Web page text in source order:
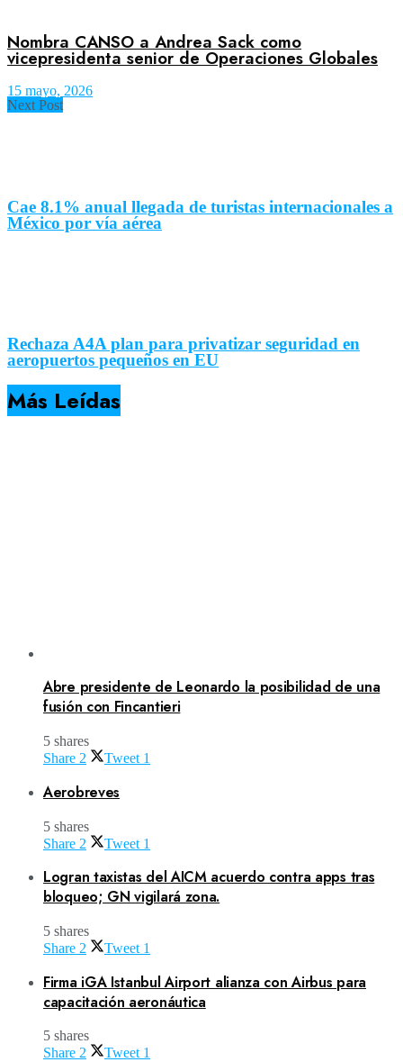
Nombra CANSO a Andrea Sack como
vicepresidenta senior de Operaciones Globales
15 mayo, 2026
Next Post
Cae 8.1% anual llegada de turistas internacionales a
México por vía aérea
Rechaza A4A plan para privatizar seguridad en
aeropuertos pequeños en EU
Más Leídas
Abre presidente de Leonardo la posibilidad de una
fusión con Fincantieri
5 shares
Share 2 Tweet 1
Aerobreves
5 shares
Share 2 Tweet 1
Logran taxistas del AICM acuerdo contra apps tras
bloqueo; GN vigilará zona.
5 shares
Share 2 Tweet 1
Firma iGA Istanbul Airport alianza con Airbus para
capacitación aeronáutica
5 shares
Share 2 Tweet 1